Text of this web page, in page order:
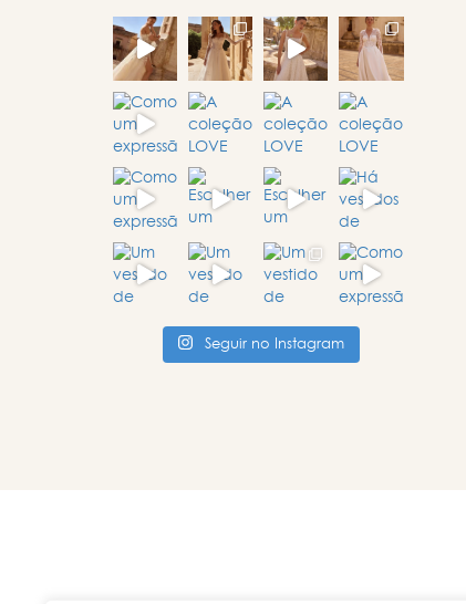
Seguir no Instagram